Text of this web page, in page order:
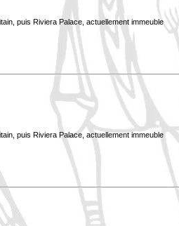
puis Riviera Palace, actuellement immeuble
puis Riviera Palace, actuellement immeuble